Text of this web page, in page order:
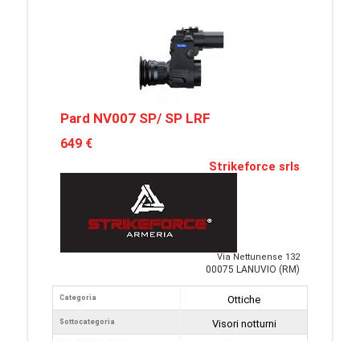
Pard NV007 SP/ SP LRF
649 €
Strikeforce srls
Via Nettunense 132
00075 LANUVIO (RM)
Categoria
Sottocategoria
Ottiche
Visori notturni